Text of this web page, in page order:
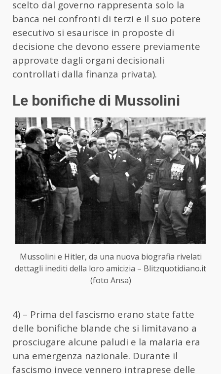
scelto dal governo rappresenta solo la
banca nei confronti di terzi e il suo potere
esecutivo si esaurisce in proposte di
decisione che devono essere previamente
approvate dagli organi decisionali
controllati dalla finanza privata).
Le bonifiche di Mussolini
Mussolini e Hitler, da una nuova biografia rivelati
dettagli inediti della loro amicizia – Blitzquotidiano.it
(foto Ansa)
4) – Prima del fascismo erano state fatte
delle bonifiche blande che si limitavano a
prosciugare alcune paludi e la malaria era
una emergenza nazionale. Durante il
fascismo invece vennero intraprese delle